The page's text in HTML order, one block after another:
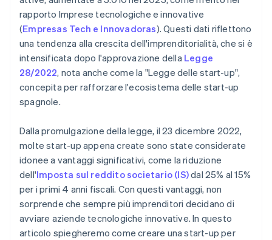
Dalla Spagna è possibile creare una start-up
all’estero?
rapporto Imprese tecnologiche e innovative
(Empresas Tech e Innovadoras). Questi dati riflettono
una tendenza alla crescita dell'imprenditorialità, che si è
intensificata dopo l'approvazione della Legge
28/2022, nota anche come la "Legge delle start-up",
concepita per rafforzare l'ecosistema delle start-up
spagnole.
Dalla promulgazione della legge, il 23 dicembre 2022,
molte start-up appena create sono state considerate
idonee a vantaggi significativi, come la riduzione
dell'Imposta sul reddito societario (IS)dal 25% al 15%
per i primi 4 anni fiscali. Con questi vantaggi, non
sorprende che sempre più imprenditori decidano di
avviare aziende tecnologiche innovative. In questo
articolo spiegheremo come creare una start-up per